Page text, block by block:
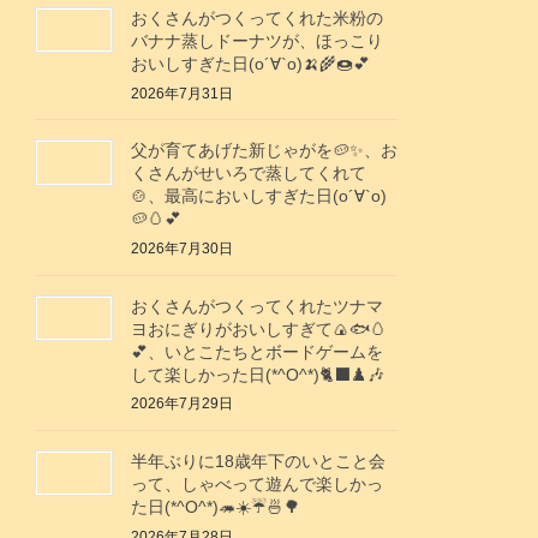
おくさんがつくってくれた米粉の
バナナ蒸しドーナツが、ほっこり
おいしすぎた日(о´∀`о)🍌🌾🍩💕
2026年7月31日
父が育てあげた新じゃがを🥔✨️、お
くさんがせいろで蒸してくれて
🍲、最高においしすぎた日(о´∀`о)
🥔🥚💕
2026年7月30日
おくさんがつくってくれたツナマ
ヨおにぎりがおいしすぎて🍙🐟️🥚
💕、いとこたちとボードゲームを
して楽しかった日(*^O^*)🐈‍⬛♟️🎶
2026年7月29日
半年ぶりに18歳年下のいとこと会
って、しゃべって遊んで楽しかっ
た日(*^O^*)🦔☀️☔🍜🌳